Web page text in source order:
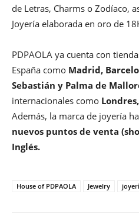
de Letras, Charms o Zodíaco,
Joyería elaborada en oro de
PDPAOLA ya cuenta con
España como Madrid,
Sebastián y Palma de
internacionales como
Además, la marca de joyería
nuevos puntos de venta
Inglés.
House of PDPAOLA Jewelry